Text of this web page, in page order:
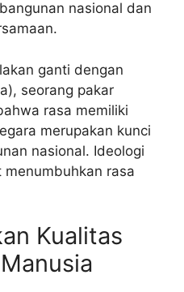
nasional dan
ganti dengan
seorang pakar
rasa memiliki
merupakan kunci
nasional. Ideologi
rasa
Kualitas